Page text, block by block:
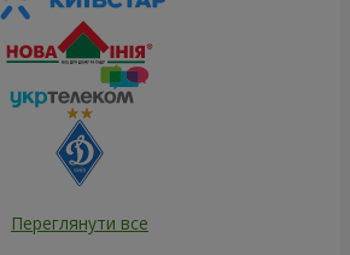
Переглянути все